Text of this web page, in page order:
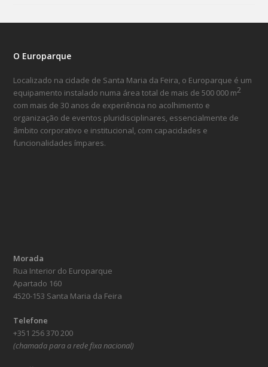
O Europarque
Localizado na cidade de Santa Maria da Feira, o Europarque é um
equipamento instalado numa área total de mais de 500 000 m2
com mais de 30 anos de experiência no acolhimento e
organização de eventos pluridisciplinares, essencialmente de
âmbito corporativo e institucional, com capacidades e
funcionalidades ímpares.
Morada
Rua Interior do Europarque
Apartado 160
4520-153 Santa Maria da Feira
Telefone
+351 256 370 200
(chamada para a rede fixa nacional)